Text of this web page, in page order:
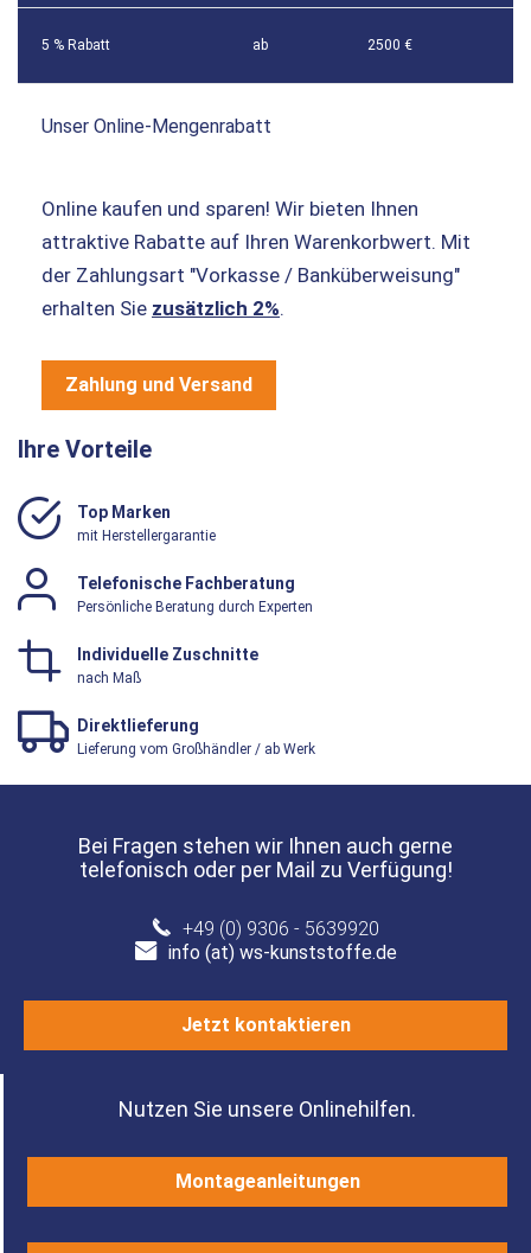
5 % Rabatt ab 2500 €
Unser Online-Mengenrabatt
Online kaufen und sparen! Wir bieten Ihnen
attraktive Rabatte auf Ihren Warenkorbwert. Mit
der Zahlungsart "Vorkasse / Banküberweisung"
erhalten Sie zusätzlich 2%.
Zahlung und Versand
Ihre Vorteile
Top Marken
mit Herstellergarantie
Telefonische Fachberatung
Persönliche Beratung durch Experten
Individuelle Zuschnitte
nach Maß
Direktlieferung
Lieferung vom Großhändler / ab Werk
Bei Fragen stehen wir Ihnen auch gerne
telefonisch oder per Mail zu Verfügung!
+49 (0) 9306 - 5639920
info (at) ws-kunststoffe.de
Jetzt kontaktieren
Nutzen Sie unsere Onlinehilfen.
Montageanleitungen